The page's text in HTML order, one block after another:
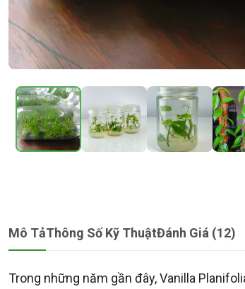
Mô TảThông Số Kỹ ThuậtĐánh Giá (12)
Trong những năm gần đây, Vanilla